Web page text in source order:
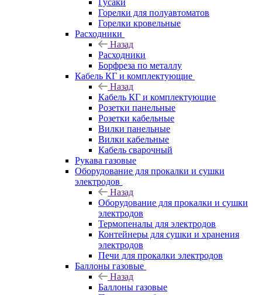
Гусаки
Горелки для полуавтоматов
Горелки кровельные
Расходники
Назад
Расходники
Борфреза по металлу
Кабель КГ и комплектующие
Назад
Кабель КГ и комплектующие
Розетки панельные
Розетки кабельные
Вилки панельные
Вилки кабельные
Кабель сварочный
Рукава газовые
Оборудование для прокалки и сушки
электродов
Назад
Оборудование для прокалки и сушки
электродов
Термопеналы для электродов
Контейнеры для сушки и хранения
электродов
Печи для прокалки электродов
Баллоны газовые
Назад
Баллоны газовые